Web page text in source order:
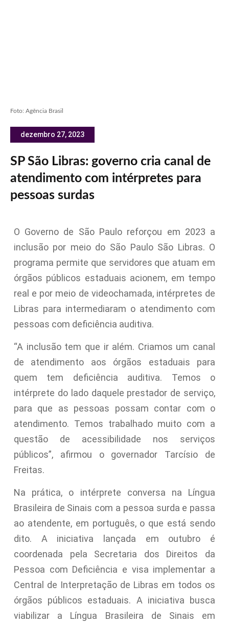
Foto: Agência Brasil
dezembro 27, 2023
SP São Libras: governo cria canal de
atendimento com intérpretes para
pessoas surdas
O Governo de São Paulo reforçou em 2023 a
inclusão por meio do São Paulo São Libras. O
programa permite que servidores que atuam em
órgãos públicos estaduais acionem, em tempo
real e por meio de videochamada, intérpretes de
Libras para intermediaram o atendimento com
pessoas com deficiência auditiva.
“A inclusão tem que ir além. Criamos um canal
de atendimento aos órgãos estaduais para
quem tem deficiência auditiva. Temos o
intérprete do lado daquele prestador de serviço,
para que as pessoas possam contar com o
atendimento. Temos trabalhado muito com a
questão de acessibilidade nos serviços
públicos”, afirmou o governador Tarcísio de
Freitas.
Na prática, o intérprete conversa na Língua
Brasileira de Sinais com a pessoa surda e passa
ao atendente, em português, o que está sendo
dito. A iniciativa lançada em outubro é
coordenada pela Secretaria dos Direitos da
Pessoa com Deficiência e visa implementar a
Central de Interpretação de Libras em todos os
órgãos públicos estaduais. A iniciativa busca
viabilizar a Língua Brasileira de Sinais em